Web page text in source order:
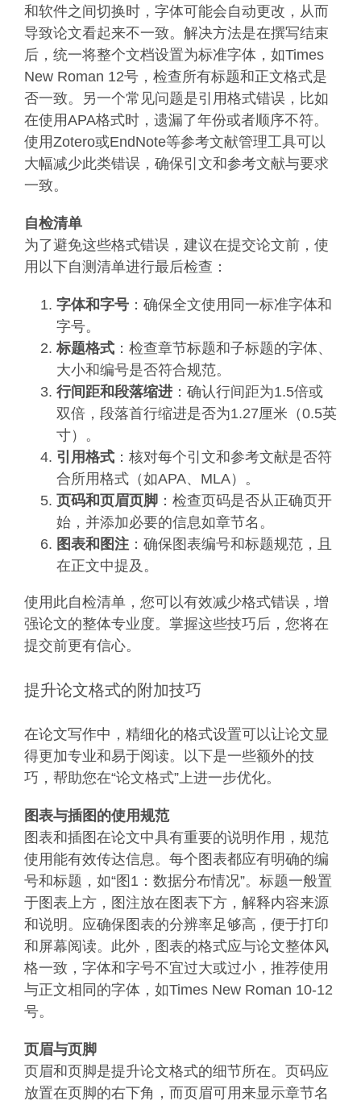
和软件之间切换时，字体可能会自动更改，从而
导致论文看起来不一致。解决方法是在撰写结束
后，统一将整个文档设置为标准字体，如Times
New Roman 12号，检查所有标题和正文格式是
否一致。另一个常见问题是引用格式错误，比如
在使用APA格式时，遗漏了年份或者顺序不符。
使用Zotero或EndNote等参考文献管理工具可以
大幅减少此类错误，确保引文和参考文献与要求
一致。
自检清单
为了避免这些格式错误，建议在提交论文前，使
用以下自测清单进行最后检查：
字体和字号 ：确保全文使用同一标准字体和
字号。
标题格式 ：检查章节标题和子标题的字体、
大小和编号是否符合规范。
行间距和段落缩进 ：确认行间距为1.5倍或
双倍，段落首行缩进是否为1.27厘米（0.5英
寸）。
引用格式 ：核对每个引文和参考文献是否符
合所用格式（如APA、MLA）。
页码和页眉页脚 ：检查页码是否从正确页开
始，并添加必要的信息如章节名。
图表和图注 ：确保图表编号和标题规范，且
在正文中提及。
使用此自检清单，您可以有效减少格式错误，增
强论文的整体专业度。掌握这些技巧后，您将在
提交前更有信心。
提升论文格式的附加技巧
在论文写作中，精细化的格式设置可以让论文显
得更加专业和易于阅读。以下是一些额外的技
巧，帮助您在“论文格式”上进一步优化。
图表与插图的使用规范
图表和插图在论文中具有重要的说明作用，规范
使用能有效传达信息。每个图表都应有明确的编
号和标题，如“图1：数据分布情况”。标题一般置
于图表上方，图注放在图表下方，解释内容来源
和说明。应确保图表的分辨率足够高，便于打印
和屏幕阅读。此外，图表的格式应与论文整体风
格一致，字体和字号不宜过大或过小，推荐使用
与正文相同的字体，如Times New Roman 10-12
号。
页眉与页脚
页眉和页脚是提升论文格式的细节所在。页码应
放置在页脚的右下角，而页眉可用来显示章节名